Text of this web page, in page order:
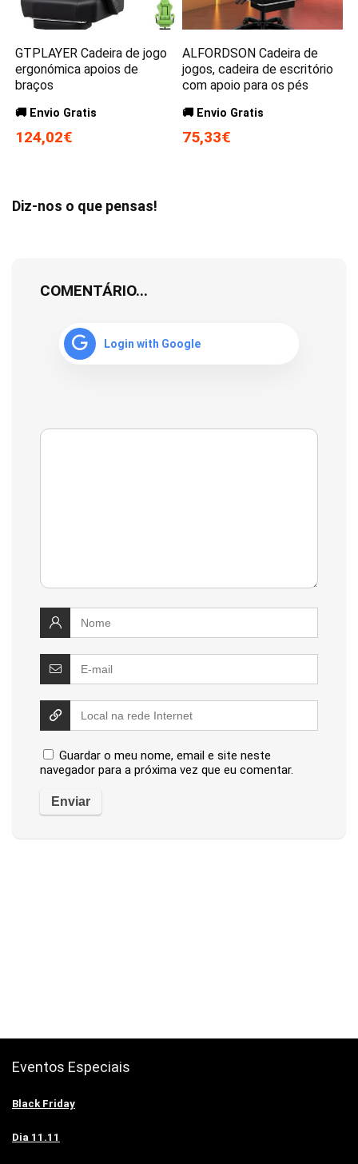
GTPLAYER Cadeira de jogo
ergonómica apoios de
braços
🚚 Envio Gratis
124,02€
ALFORDSON Cadeira de
jogos, cadeira de escritório
com apoio para os pés
🚚 Envio Gratis
75,33€
Diz-nos o que pensas!
COMENTÁRIO...
Login with Google
Guardar o meu nome, email e site neste
navegador para a próxima vez que eu comentar.
Eventos Especiais
Black Friday
Dia 11.11